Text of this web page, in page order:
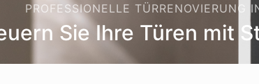
PROFESSIONELLE TÜRRENOVIERUNG
Sie Ihre Türen mit